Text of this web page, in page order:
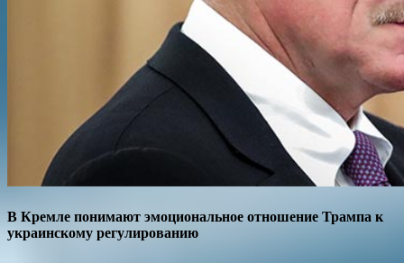
В Кремле понимают эмоциональное отношение Трампа к
украинскому регулированию